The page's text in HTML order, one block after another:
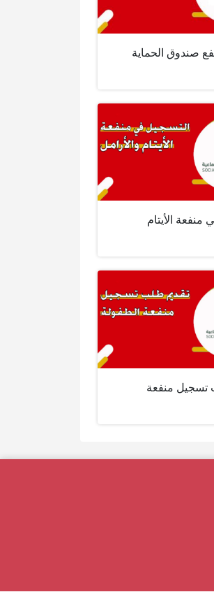
صندوق الحماية
منفعة الأيتام
تسجيل منفعة